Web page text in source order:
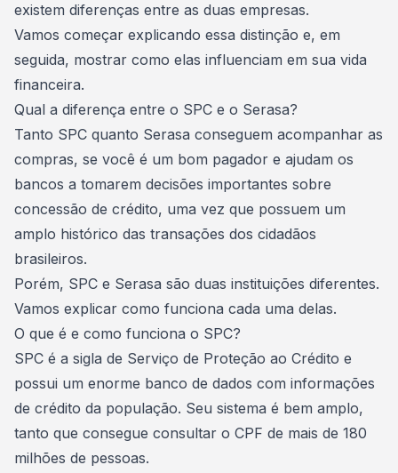
existem diferenças entre as duas empresas.
Vamos começar explicando essa distinção e, em
seguida, mostrar como elas influenciam em sua vida
financeira.
Qual a diferença entre o SPC e o Serasa?
Tanto SPC quanto Serasa conseguem acompanhar as
compras, se você é um bom pagador e ajudam os
bancos a tomarem decisões importantes sobre
concessão de crédito, uma vez que possuem um
amplo histórico das transações dos cidadãos
brasileiros.
Porém, SPC e Serasa são duas instituições diferentes.
Vamos explicar como funciona cada uma delas.
O que é e como funciona o SPC?
SPC é a sigla de Serviço de Proteção ao Crédito e
possui um enorme banco de dados com informações
de crédito da população. Seu sistema é bem amplo,
tanto que consegue consultar o CPF de mais de 180
milhões de pessoas.